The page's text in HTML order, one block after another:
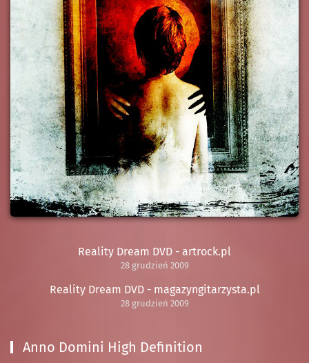
Reality Dream DVD - artrock.pl
28 grudzień 2009
Reality Dream DVD - magazyngitarzysta.pl
28 grudzień 2009
Anno Domini High Definition